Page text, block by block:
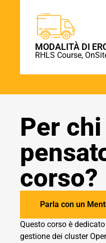
MODALITÀ DI
RHLS Course,
Per
corso?
Parla con un
Questo corso è
gestione dei cluster